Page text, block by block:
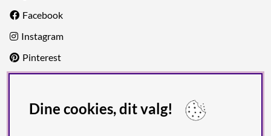
Facebook
Instagram
Pinterest
Hos Reforma Sthlm handler du altid sikkert takket være
Dine cookies, dit valg!